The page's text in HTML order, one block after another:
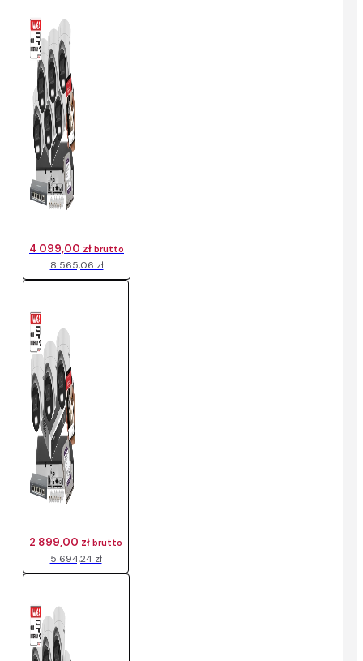
8 565,06 zł
4 099,00 zł brutto
5 694,24 zł
2 899,00 zł brutto